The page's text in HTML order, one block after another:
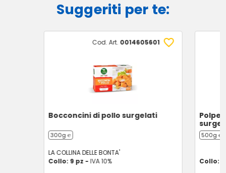
Suggeriti per te:
Cod. Art. 0014605601
Bocconcini di pollo surgelati
300g ℮
LA COLLINA DELLE BONTA'
Collo: 9 pz - IVA 10%
500g ℮
Collo: